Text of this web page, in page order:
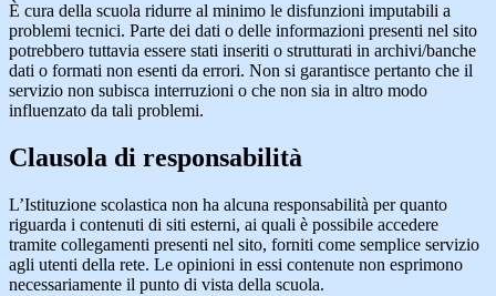
È cura della scuola ridurre al minimo le disfunzioni imputabili a
problemi tecnici. Parte dei dati o delle informazioni presenti nel sito
potrebbero tuttavia essere stati inseriti o strutturati in archivi/banche
dati o formati non esenti da errori. Non si garantisce pertanto che il
servizio non subisca interruzioni o che non sia in altro modo
influenzato da tali problemi.
Clausola di responsabilità
L’Istituzione scolastica non ha alcuna responsabilità per quanto
riguarda i contenuti di siti esterni, ai quali è possibile accedere
tramite collegamenti presenti nel sito, forniti come semplice servizio
agli utenti della rete. Le opinioni in essi contenute non esprimono
necessariamente il punto di vista della scuola.